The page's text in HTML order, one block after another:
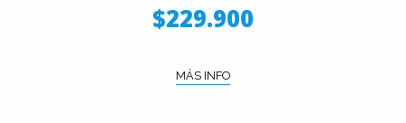
$229.900
MÁS INFO